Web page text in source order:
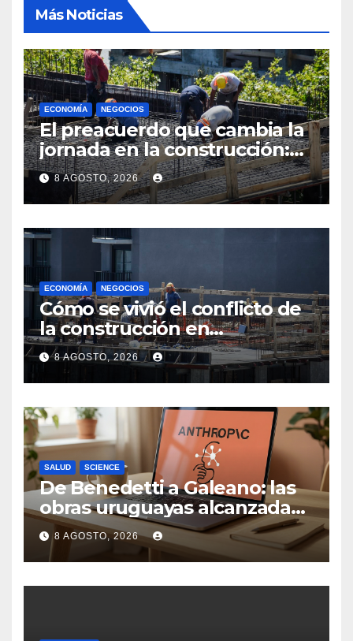
Más Noticias
ECONOMÍA NEGOCIOS
El preacuerdo que cambia la
jornada en la construcción:
menos horas, subas reales y
convenio hasta 2031
8 AGOSTO, 2026
ECONOMÍA NEGOCIOS
Cómo se vivió el conflicto de
la construcción en
Maldonado, un
departamento donde el
sector tiene sus
particularidades
8 AGOSTO, 2026
SALUD SCIENCE
De Benedetti a Galeano: las
obras uruguayas alcanzadas
por la demanda colectiva de
US$ 1.500 millones contra
Anthropic
8 AGOSTO, 2026